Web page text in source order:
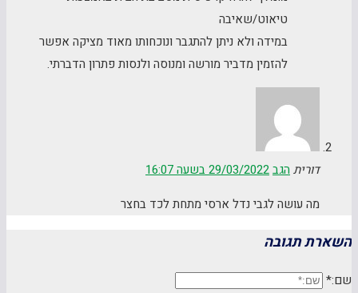
טיאוט/שאיבה
במידה ולא ניתן להתגבר ונוכחותו מאוד מציקה אפשר
להזמין מדביר מורשה ומנוסה ולנסות פתרון הדברתי.
דורית הגב29/03/2022 בשעה 16:07
מה עושה לגבי נדל ארסי מתחת לכד בחצר
השארת תגובה
שם:*